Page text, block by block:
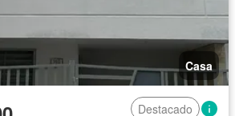
Casa
Destacado